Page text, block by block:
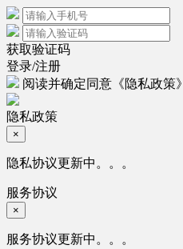
获取验证码
登录/注册
阅读并确定同意 《隐私政策》
隐私政策
×
隐私协议更新中。。。
服务协议
×
服务协议更新中。。。